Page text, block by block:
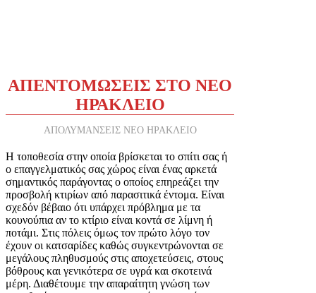
ΑΠΕΝΤΟΜΩΣΕΙΣ ΣΤΟ ΝΕΟ
ΗΡΑΚΛΕΙΟ
ΑΠΟΛΥΜΑΝΣΕΙΣ ΝΕΟ ΗΡΑΚΛΕΙΟ
Η τοποθεσία στην οποία βρίσκεται το σπίτι σας ή
ο επαγγελματικός σας χώρος είναι ένας αρκετά
σημαντικός παράγοντας ο οποίος επηρεάζει την
προσβολή κτιρίων από παρασιτικά έντομα. Είναι
σχεδόν βέβαιο ότι υπάρχει πρόβλημα με τα
κουνούπια αν το κτίριο είναι κοντά σε λίμνη ή
ποτάμι. Στις πόλεις όμως τον πρώτο λόγο τον
έχουν οι κατσαρίδες καθώς συγκεντρώνονται σε
μεγάλους πληθυσμούς στις αποχετεύσεις, στους
βόθρους και γενικότερα σε υγρά και σκοτεινά
μέρη. Διαθέτουμε την απαραίτητη γνώση των